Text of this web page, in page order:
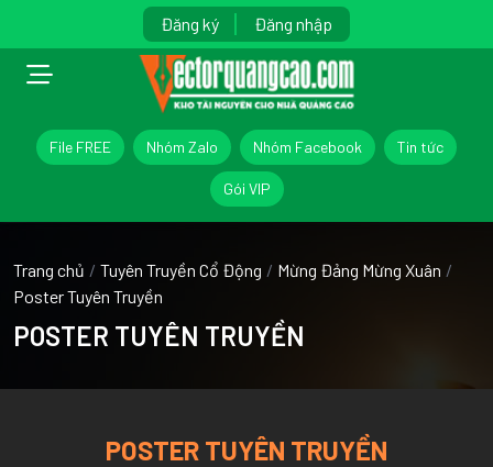
Đăng ký Đăng nhập
File FREE Nhóm Zalo Nhóm Facebook Tin tức
Gói VIP
Trang chủ / Tuyên Truyền Cổ Động / Mừng Đảng Mừng Xuân /
Poster Tuyên Truyền
POSTER TUYÊN TRUYỀN
POSTER TUYÊN TRUYỀN